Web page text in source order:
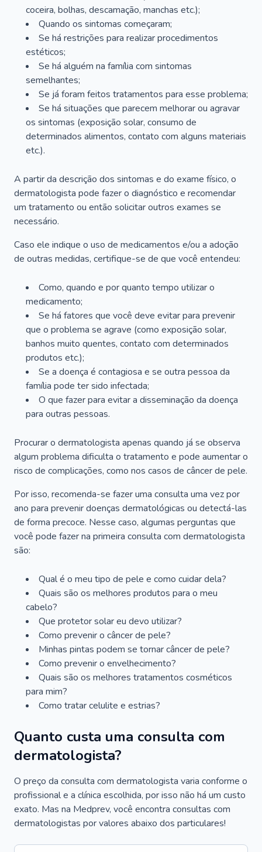
coceira, bolhas, descamação, manchas etc.);
Quando os sintomas começaram;
Se há restrições para realizar procedimentos
estéticos;
Se há alguém na família com sintomas
semelhantes;
Se já foram feitos tratamentos para esse problema;
Se há situações que parecem melhorar ou agravar
os sintomas (exposição solar, consumo de
determinados alimentos, contato com alguns materiais
etc.).
A partir da descrição dos sintomas e do exame físico, o
dermatologista pode fazer o diagnóstico e recomendar
um tratamento ou então solicitar outros exames se
necessário.
Caso ele indique o uso de medicamentos e/ou a adoção
de outras medidas, certifique-se de que você entendeu:
Como, quando e por quanto tempo utilizar o
medicamento;
Se há fatores que você deve evitar para prevenir
que o problema se agrave (como exposição solar,
banhos muito quentes, contato com determinados
produtos etc.);
Se a doença é contagiosa e se outra pessoa da
família pode ter sido infectada;
O que fazer para evitar a disseminação da doença
para outras pessoas.
Procurar o dermatologista apenas quando já se observa
algum problema dificulta o tratamento e pode aumentar o
risco de complicações, como nos casos de câncer de pele.
Por isso, recomenda-se fazer uma consulta uma vez por
ano para prevenir doenças dermatológicas ou detectá-las
de forma precoce. Nesse caso, algumas perguntas que
você pode fazer na primeira consulta com dermatologista
são:
Qual é o meu tipo de pele e como cuidar dela?
Quais são os melhores produtos para o meu
cabelo?
Que protetor solar eu devo utilizar?
Como prevenir o câncer de pele?
Minhas pintas podem se tornar câncer de pele?
Como prevenir o envelhecimento?
Quais são os melhores tratamentos cosméticos
para mim?
Como tratar celulite e estrias?
Quanto custa uma consulta com
dermatologista?
O preço da consulta com dermatologista varia conforme o
profissional e a clínica escolhida, por isso não há um custo
exato. Mas na Medprev, você encontra consultas com
dermatologistas por valores abaixo dos particulares!